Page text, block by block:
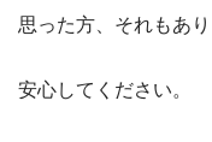
思った方、それもあり
安心してください。